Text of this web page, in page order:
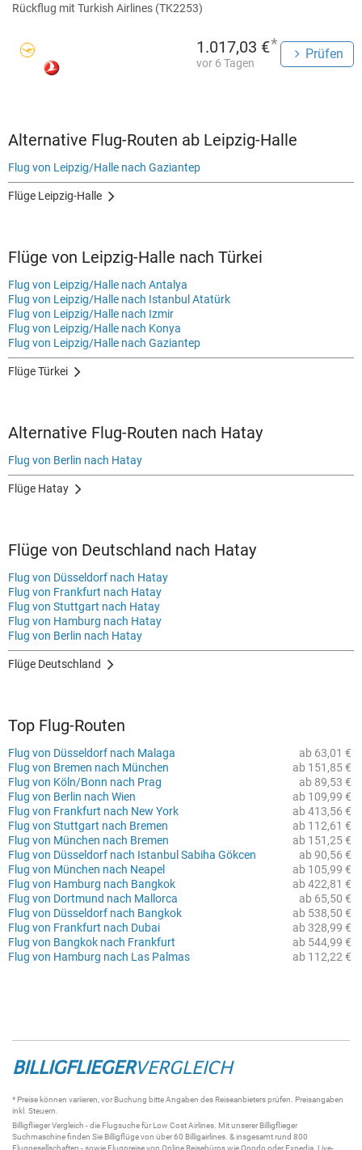
Rückflug mit Turkish Airlines (TK2253)
1.017,03 €*
vor 6 Tagen
Prüfen
Alternative Flug-Routen ab Leipzig-Halle
Flug von Leipzig/Halle nach Gaziantep
Flüge Leipzig-Halle
Flüge von Leipzig-Halle nach Türkei
Flug von Leipzig/Halle nach Antalya
Flug von Leipzig/Halle nach Istanbul Atatürk
Flug von Leipzig/Halle nach Izmir
Flug von Leipzig/Halle nach Konya
Flug von Leipzig/Halle nach Gaziantep
Flüge Türkei
Alternative Flug-Routen nach Hatay
Flug von Berlin nach Hatay
Flüge Hatay
Flüge von Deutschland nach Hatay
Flug von Düsseldorf nach Hatay
Flug von Frankfurt nach Hatay
Flug von Stuttgart nach Hatay
Flug von Hamburg nach Hatay
Flug von Berlin nach Hatay
Flüge Deutschland
Top Flug-Routen
ab 63,01 €
Flug von Düsseldorf nach Malaga
ab 151,85 €
Flug von Bremen nach München
ab 89,53 €
Flug von Köln/Bonn nach Prag
ab 109,99 €
Flug von Berlin nach Wien
ab 413,56 €
Flug von Frankfurt nach New York
ab 112,61 €
Flug von Stuttgart nach Bremen
ab 151,25 €
Flug von München nach Bremen
ab 90,56 €
Flug von Düsseldorf nach Istanbul Sabiha Gökcen
ab 105,99 €
Flug von München nach Neapel
ab 422,81 €
Flug von Hamburg nach Bangkok
ab 65,50 €
Flug von Dortmund nach Mallorca
ab 538,50 €
Flug von Düsseldorf nach Bangkok
ab 328,99 €
Flug von Frankfurt nach Dubai
ab 544,99 €
Flug von Bangkok nach Frankfurt
ab 112,22 €
Flug von Hamburg nach Las Palmas
BILLIGFLIEGERVERGLEICH
* Preise können variieren, vor Buchung bitte Angaben des Reiseanbieters prüfen. Preisangaben
inkl. Steuern.
BilligfliegerVergleich - die Flugsuchefür Low Cost Airlines. Mit unsererBilligflieger
Suchmaschinefinden Sie Billigflügevon über 60 Billigairlines . & insgesamt rund 800
Fluggesellschaften - sowie Flugpreise von Online Reisebüros wie Opodo oder Expedia. Live-